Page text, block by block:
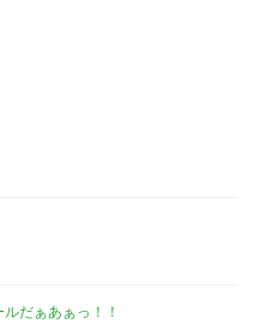
だぁあぁっ！！